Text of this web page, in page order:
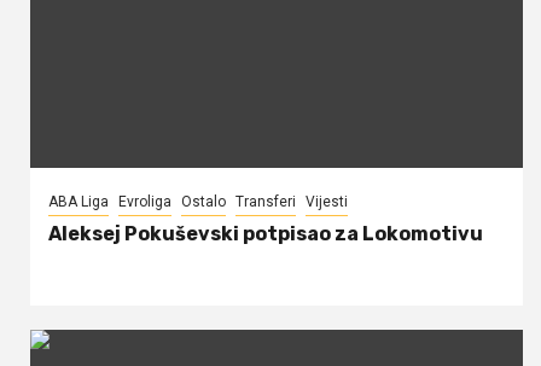
ABA Liga Evroliga Ostalo Transferi Vijesti
Aleksej Pokuševski potpisao za Lokomotivu